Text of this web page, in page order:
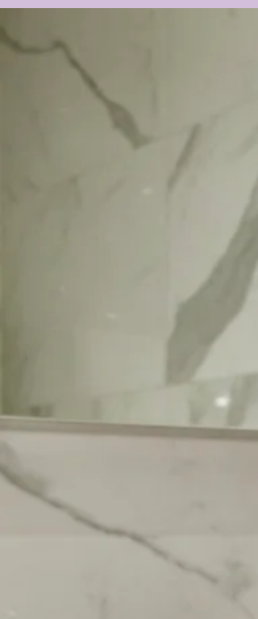
הרגנרטיבית החדשה
הלגה רקנטי בהשקת CELL LIGHT הלגה רקנטי היא אחת
מכוהנות היופי הידועות בישראל ומאלה שהובילו את עולם
האסתטיקה הטיפולית להישגים רבים. אני מכירה ומלווה
את הקליניקות של הלגה כבר שנים ומודעת לעבודה
הקלינית רבת השנים שלה. הלגה ליוותה אלפי מטופלים
ומטופלות, חקרה לעומק תהליכים ביולוגיים של עור
מתחדש, והתמקדה תמיד בשאלה אחת מהותית: כיצד
את הגוף לייצר תיקון אמיתי מבפנים ולא רק לייצר